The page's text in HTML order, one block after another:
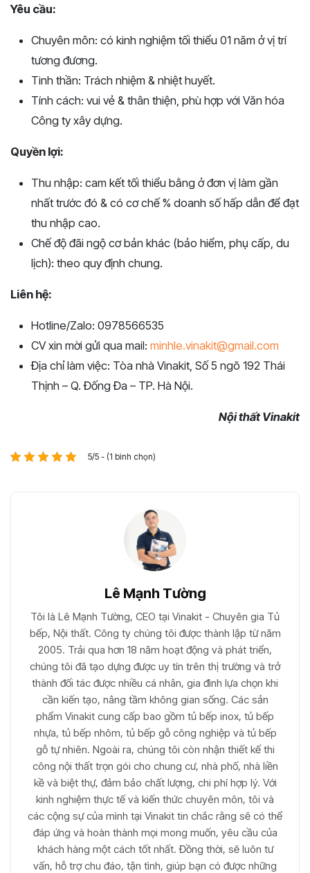
Yêu cầu:
Chuyên môn: có kinh nghiệm tối thiểu 01 năm ở vị trí
tương đương.
Tinh thần: Trách nhiệm & nhiệt huyết.
Tính cách: vui vẻ & thân thiện, phù hợp với Văn hóa
Công ty xây dựng.
Quyền lợi:
Thu nhập: cam kết tối thiểu bằng ở đơn vị làm gần
nhất trước đó & có cơ chế % doanh số hấp dẫn để đạt
thu nhập cao.
Chế độ đãi ngộ cơ bản khác (bảo hiểm, phụ cấp, du
lịch): theo quy định chung.
Liên hệ:
Hotline/Zalo: 0978566535
CV xin mời gửi qua mail: minhle.vinakit@gmail.com
Địa chỉ làm việc: Tòa nhà Vinakit, Số 5 ngõ 192 Thái
Thịnh – Q. Đống Đa – TP. Hà Nội.
Nội thất Vinakit
5/5 - (1 bình chọn)
Lê Mạnh Tường
Tôi là Lê Mạnh Tường, CEO tại Vinakit - Chuyên gia Tủ
bếp, Nội thất. Công ty chúng tôi được thành lập từ năm
2005. Trải qua hơn 18 năm hoạt động và phát triển,
chúng tôi đã tạo dựng được uy tín trên thị trường và trở
thành đối tác được nhiều cá nhân, gia đình lựa chọn khi
cần kiến tạo, nâng tầm không gian sống. Các sản
phẩm Vinakit cung cấp bao gồm tủ bếp inox, tủ bếp
nhựa, tủ bếp nhôm, tủ bếp gỗ công nghiệp và tủ bếp
gỗ tự nhiên. Ngoài ra, chúng tôi còn nhận thiết kế thi
công nội thất trọn gói cho chung cư, nhà phố, nhà liền
kề và biệt thự, đảm bảo chất lượng, chi phí hợp lý. Với
kinh nghiệm thực tế và kiến thức chuyên môn, tôi và
các cộng sự của mình tại Vinakit tin chắc rằng sẽ có thể
đáp ứng và hoàn thành mọi mong muốn, yêu cầu của
khách hàng một cách tốt nhất. Đồng thời, sẽ luôn tư
vấn, hỗ trợ chu đáo, tận tình, giúp bạn có được những